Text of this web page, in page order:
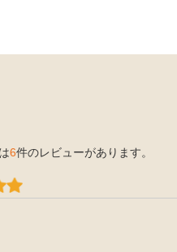
6件のレビューがあります。